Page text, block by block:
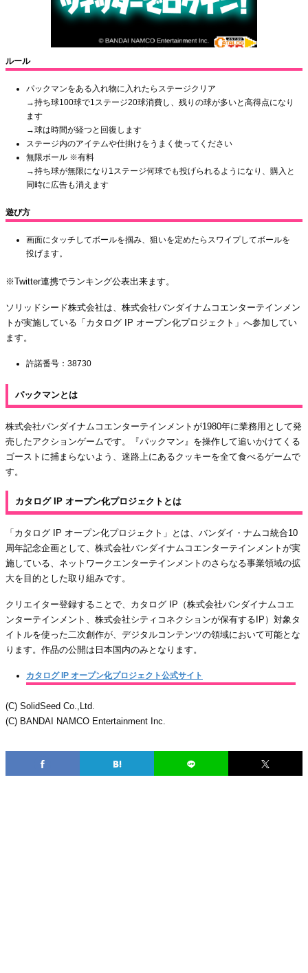
ルール
パックマンをある入れ物に入れたらステージクリア
→持ち球100球で1ステージ20球消費し、残りの球が多いと高得点になり
ます
→球は時間が経つと回復します
ステージ内のアイテムや仕掛けをうまく使ってください
無限ボール ※有料
→持ち球が無限になり1ステージ何球でも投げられるようになり、購入と
同時に広告も消えます
遊び方
画面にタッチしてボールを掴み、狙いを定めたらスワイプしてボールを
投げます。
※Twitter連携でランキング公表出来ます。
ソリッドシード株式会社は、株式会社バンダイナムコエンターテインメン
トが実施している「カタログ IP オープン化プロジェクト」へ参加してい
ます。
許諾番号：38730
パックマンとは
株式会社バンダイナムコエンターテインメントが1980年に業務用として発
売したアクションゲームです。『パックマン』を操作して追いかけてくる
ゴーストに捕まらないよう、迷路上にあるクッキーを全て食べるゲームで
す。
カタログ IP オープン化プロジェクトとは
「カタログ IP オープン化プロジェクト」とは、バンダイ・ナムコ統合10
周年記念企画として、株式会社バンダイナムコエンターテインメントが実
施している、ネットワークエンターテインメントのさらなる事業領域の拡
大を目的とした取り組みです。
クリエイター登録することで、カタログ IP（株式会社バンダイナムコエ
ンターテインメント、株式会社シティコネクションが保有するIP）対象タ
イトルを使った二次創作が、デジタルコンテンツの領域において可能とな
ります。作品の公開は日本国内のみとなります。
カタログ IP オープン化プロジェクト公式サイト
(C) SolidSeed Co.,Ltd.
(C) BANDAI NAMCO Entertainment Inc.